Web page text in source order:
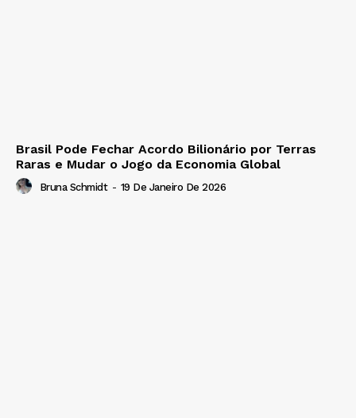
Brasil Pode Fechar Acordo Bilionário por Terras
Raras e Mudar o Jogo da Economia Global
Bruna Schmidt - 19 De Janeiro De 2026